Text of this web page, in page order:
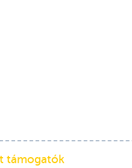
támogatók